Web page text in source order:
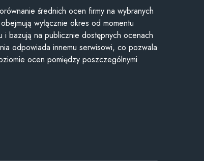
średnich ocen firmy na wybranych
wyłącznie okres od momentu
i bazują na publicznie dostępnych ocenach
odpowiada innemu serwisowi, co pozwala
ocen pomiędzy poszczególnymi